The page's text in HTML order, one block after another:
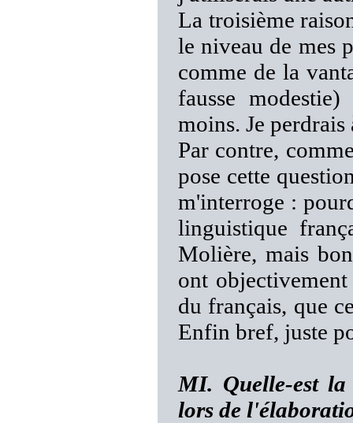
La troisième
le niveau de mes
comme de la
fausse
moins. Je
Par contre,
pose cette
m'interroge :
linguistique
Molière, mais
ont
du français, que
Enfin bref, juste
MI. Quelle-est
lors de